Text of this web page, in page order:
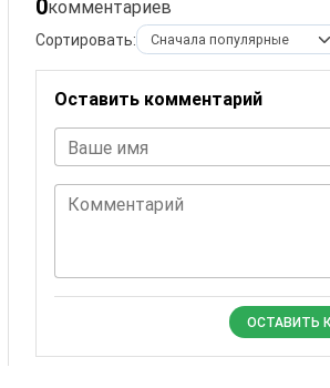
0комментариев
Сортировать:
Оставить комментарий
Ваше имя
Комментарий
ОСТАВИТЬ